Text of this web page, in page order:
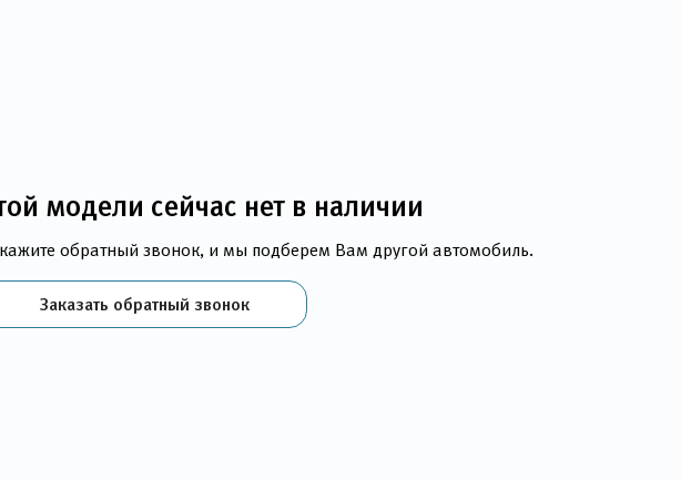
модели сейчас нет в наличии
обратный звонок, и мы подберем Вам другой автомобиль.
Заказать обратный звонок